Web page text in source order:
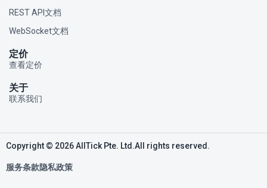
REST API文档
WebSocket文档
定价
查看定价
关于
联系我们
Copyright © 2026 AllTick Pte. Ltd.All rights reserved.
服务条款隐私政策